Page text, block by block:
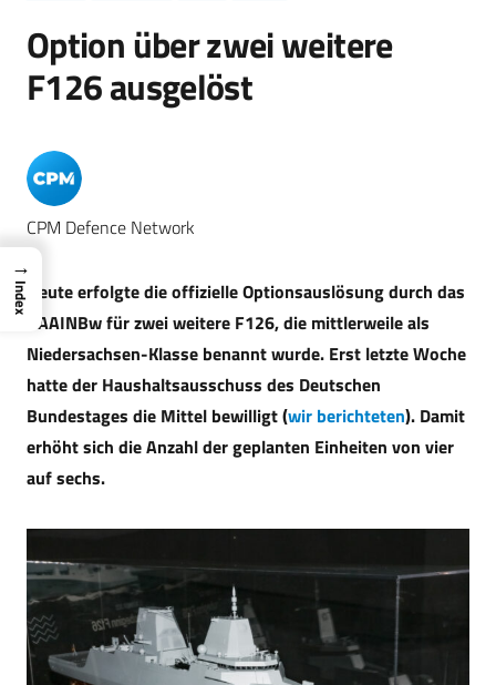
Option über zwei weitere
F126 ausgelöst
CPM Defence Network
Heute erfolgte die offizielle Optionsauslösung durch das
BAAINBw für zwei weitere F126, die mittlerweile als
Niedersachsen-Klasse benannt wurde. Erst letzte Woche
hatte der Haushaltsausschuss des Deutschen
Bundestages die Mittel bewilligt (wir berichteten). Damit
erhöht sich die Anzahl der geplanten Einheiten von vier
auf sechs.
→
Index